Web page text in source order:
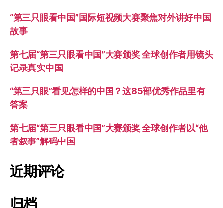
“第三只眼看中国”国际短视频大赛聚焦对外讲好中国
故事
第七届“第三只眼看中国”大赛颁奖 全球创作者用镜头
记录真实中国
“第三只眼”看见怎样的中国？这85部优秀作品里有
答案
第七届“第三只眼看中国”大赛颁奖 全球创作者以“他
者叙事”解码中国
近期评论
归档